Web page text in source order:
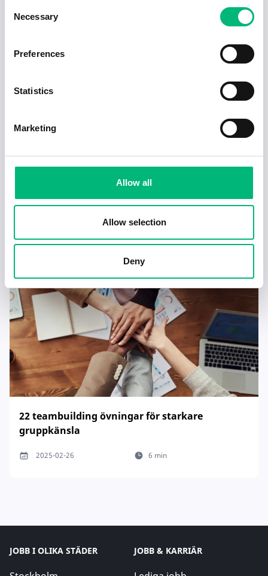
Selection
Necessary
Preferences
Statistics
Marketing
Allow all
Allow selection
Deny
2025-02-20
Tecken på en dålig chef – och hur du hanterar
2025-02-17 4 min
22 teambuilding övningar för starkare
gruppkänsla
2025-02-26 6 min
JOBB I OLIKA STÄDER JOBB & KARRIÄR